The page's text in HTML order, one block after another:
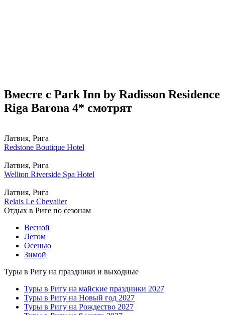
Вместе с Park Inn by Radisson Residence
Riga Barona 4* смотрят
Латвия, Рига
Redstone Boutique Hotel
Латвия, Рига
Wellton Riverside Spa Hotel
Латвия, Рига
Relais Le Chevalier
Отдых в Риге по сезонам
Весной
Летом
Осенью
Зимой
Туры в Ригу на праздники и выходные
Туры в Ригу на майские праздники 2027
Туры в Ригу на Новый год 2027
Туры в Ригу на Рождество 2027